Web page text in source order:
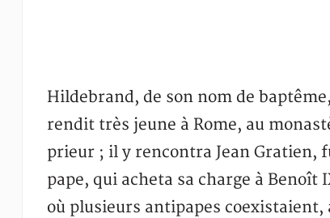
Hildebrand, de son nom de
rendit très jeune à Rome, au
prieur ; il y rencontra Jean Gratien,
pape, qui acheta sa charge à
où plusieurs antipapes